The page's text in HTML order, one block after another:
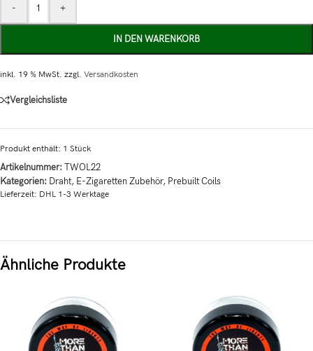
- +
IN DEN WARENKORB
inkl. 19 % MwSt. zzgl. Versandkosten
Vergleichsliste
Produkt enthält: 1 Stück
Artikelnummer: TWOL22
Kategorien: Draht, E-Zigaretten Zubehör, Prebuilt Coils
Lieferzeit: DHL 1-3 Werktage
Ähnliche Produkte